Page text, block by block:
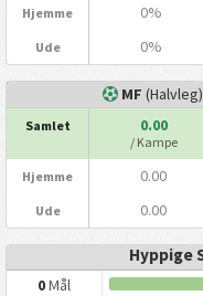
Hjemme 0%
Ude 0%
MF (Halvleg)
Samlet 0.00
/ Kampe
Hjemme 0.00
Ude 0.00
Hyppige
0Mål